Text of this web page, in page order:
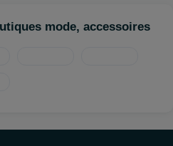
mode, accessoires